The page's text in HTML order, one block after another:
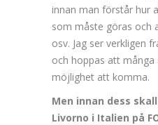
innan man förstår hur
som måste göras och
osv. Jag ser verkligen
och hoppas att
möjlighet att komma.
Men innan dess
Livorno i Italien på